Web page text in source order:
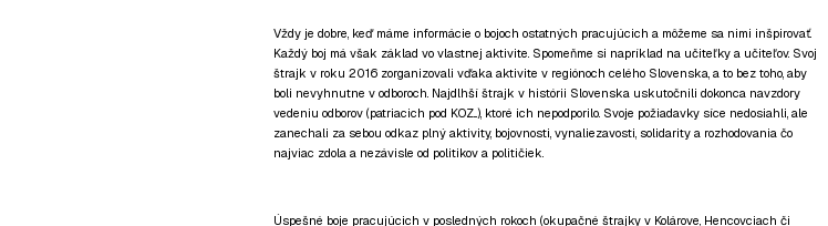
Vždy je dobre, keď máme informácie o bojoch ostatných pracujúcich a môžeme sa nimi inšpirovať.
Každý boj má však základ vo vlastnej aktivite. Spomeňme si napríklad na učiteľky a učiteľov. Svoj
štrajk v roku 2016 zorganizovali vďaka aktivite v regiónoch celého Slovenska, a to bez toho, aby
boli nevyhnutne v odboroch. Najdlhší štrajk v histórii Slovenska uskutočnili dokonca navzdory
vedeniu odborov (patriacich pod KOZ...), ktoré ich nepodporilo. Svoje požiadavky síce nedosiahli, ale
zanechali za sebou odkaz plný aktivity, bojovnosti, vynaliezavosti, solidarity a rozhodovania čo
najviac zdola a nezávisle od politikov a političiek.
Úspešné boje pracujúcich v posledných rokoch (okupačné štrajky v Kolárove, Hencovciach či